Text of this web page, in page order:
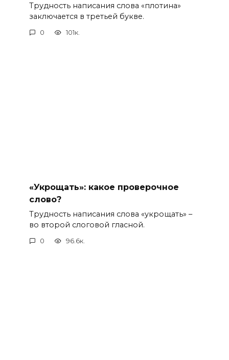
Трудность написания слова «плотина»
заключается в третьей букве.
0 101к.
«Укрощать»: какое проверочное
слово?
Трудность написания слова «укрощать» –
во второй слоговой гласной.
0 96.6к.